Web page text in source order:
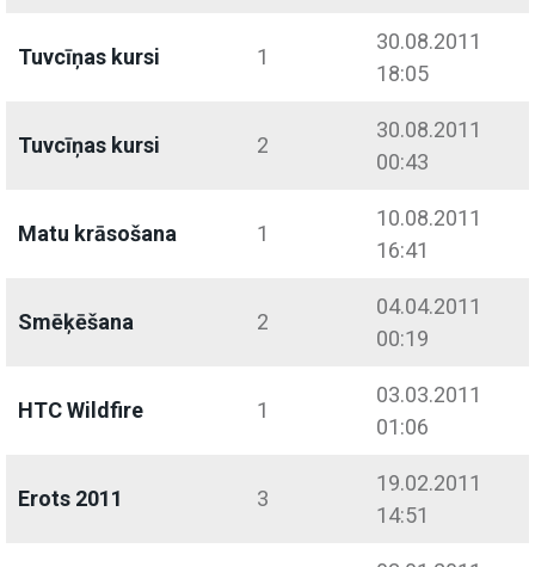
Tuvcīņas kursi 1
30.08.2011
18:05
Tuvcīņas kursi 2
30.08.2011
00:43
Matu krāsošana 1
10.08.2011
16:41
Smēķēšana 2
04.04.2011
00:19
HTC Wildfire 1
03.03.2011
01:06
Erots 2011 3
19.02.2011
14:51